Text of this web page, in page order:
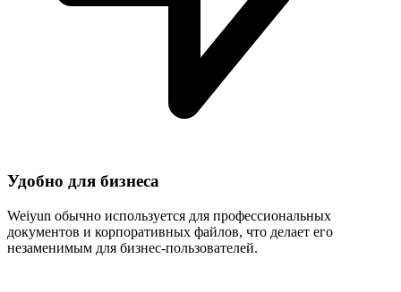
Удобно для бизнеса
Weiyun обычно используется для профессиональных
документов и корпоративных файлов, что делает его
незаменимым для бизнес-пользователей.